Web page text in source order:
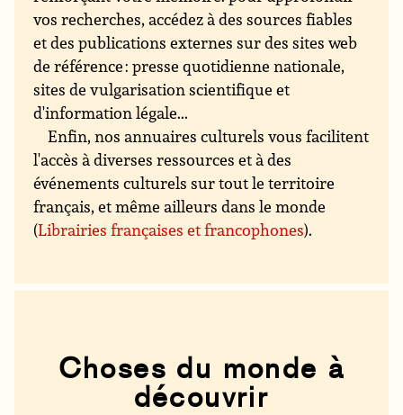
vos recherches, accédez à des sources fiables
et des publications externes sur des sites web
de référence : presse quotidienne nationale,
sites de vulgarisation scientifique et
d'information légale...
Enfin, nos annuaires culturels vous facilitent
l'accès à diverses ressources et à des
événements culturels sur tout le territoire
français, et même ailleurs dans le monde
(Librairies françaises et francophones).
Choses du monde à
découvrir